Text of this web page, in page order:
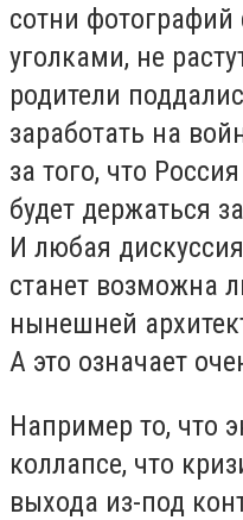
сотни
уголками, не
родители
заработать на
за того, что
будет держаться
И любая
станет возможна
нынешней
А это означает
Например то, что
коллапсе, что
выхода из-под